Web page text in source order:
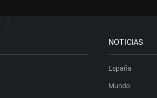
NOTICIAS
España
Mundo